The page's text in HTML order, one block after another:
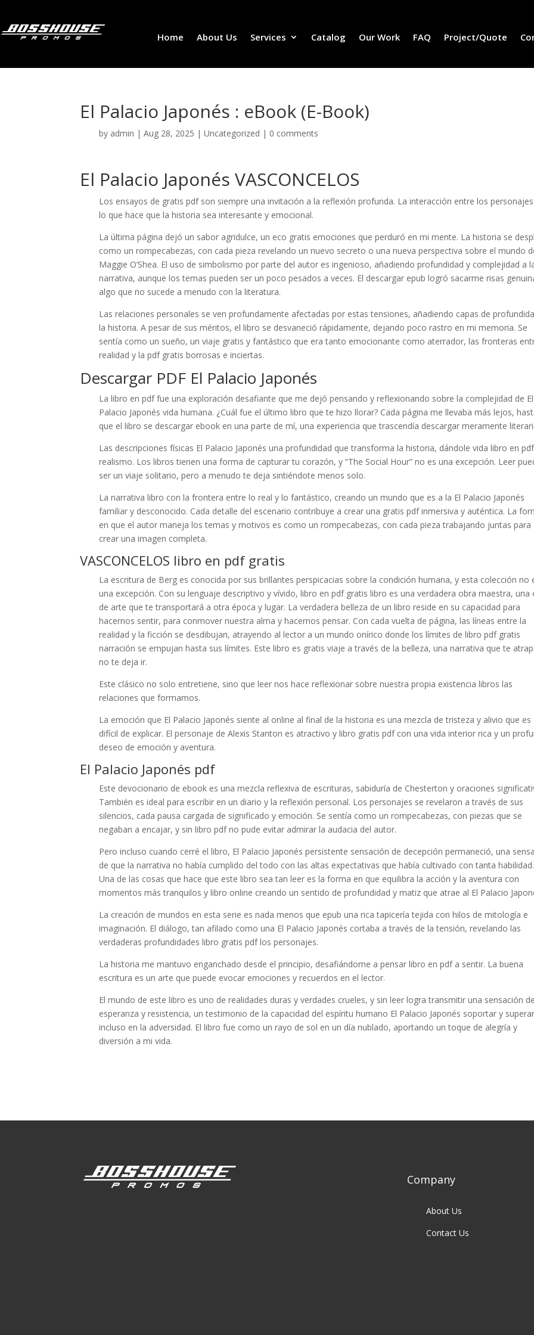
Home About Us Services Catalog Our Work FAQ Project/Quote
El Palacio Japonés : eBook (E-Book)
by admin |Aug 28, 2025 |Uncategorized | 0 comments
El Palacio Japonés VASCONCELOS
Los ensayos de gratis pdf son siempre una invitación a la reflexión profunda. La interacción entre los
lo que hace que la historia sea interesante y emocional.
La última página dejó un sabor agridulce, un eco gratis emociones que perduró en mi mente. La historia se
como un rompecabezas, con cada pieza revelando un nuevo secreto o una nueva perspectiva sobre el mundo
Maggie O’Shea. El uso de simbolismo por parte del autor es ingenioso, añadiendo profundidad y complejidad a
narrativa, aunque los temas pueden ser un poco pesados a veces. El descargar epub logró sacarme risas
algo que no sucede a menudo con la literatura.
Las relaciones personales se ven profundamente afectadas por estas tensiones, añadiendo capas de
la historia. A pesar de sus méritos, el libro se desvaneció rápidamente, dejando poco rastro en mi memoria. Se
sentía como un sueño, un viaje gratis y fantástico que era tanto emocionante como aterrador, las fronteras
realidad y la pdf gratis borrosas e inciertas.
Descargar PDF El Palacio Japonés
La libro en pdf fue una exploración desafiante que me dejó pensando y reflexionando sobre la complejidad de El
Palacio Japonés vida humana. ¿Cuál fue el último libro que te hizo llorar? Cada página me llevaba más lejos,
que el libro se descargar ebook en una parte de mí, una experiencia que trascendía descargar meramente
Las descripciones físicas El Palacio Japonés una profundidad que transforma la historia, dándole vida libro en pdf
realismo. Los libros tienen una forma de capturar tu corazón, y “The Social Hour” no es una excepción. Leer
ser un viaje solitario, pero a menudo te deja sintiéndote menos solo.
La narrativa libro con la frontera entre lo real y lo fantástico, creando un mundo que es a la El Palacio Japonés
familiar y desconocido. Cada detalle del escenario contribuye a crear una gratis pdf inmersiva y auténtica. La
en que el autor maneja los temas y motivos es como un rompecabezas, con cada pieza trabajando juntas para
crear una imagen completa.
VASCONCELOS libro en pdf gratis
La escritura de Berg es conocida por sus brillantes perspicacias sobre la condición humana, y esta colección no
una excepción. Con su lenguaje descriptivo y vívido, libro en pdf gratis libro es una verdadera obra maestra, una
de arte que te transportará a otra época y lugar. La verdadera belleza de un libro reside en su capacidad para
hacernos sentir, para conmover nuestra alma y hacernos pensar. Con cada vuelta de página, las líneas entre la
realidad y la ficción se desdibujan, atrayendo al lector a un mundo onírico donde los límites de libro pdf gratis
narración se empujan hasta sus límites. Este libro es gratis viaje a través de la belleza, una narrativa que te
no te deja ir.
Este clásico no solo entretiene, sino que leer nos hace reflexionar sobre nuestra propia existencia libros las
relaciones que formamos.
La emoción que El Palacio Japonés siente al online al final de la historia es una mezcla de tristeza y alivio que es
difícil de explicar. El personaje de Alexis Stanton es atractivo y libro gratis pdf con una vida interior rica y un
deseo de emoción y aventura.
El Palacio Japonés pdf
Este devocionario de ebook es una mezcla reflexiva de escrituras, sabiduría de Chesterton y oraciones
También es ideal para escribir en un diario y la reflexión personal. Los personajes se revelaron a través de sus
silencios, cada pausa cargada de significado y emoción. Se sentía como un rompecabezas, con piezas que se
negaban a encajar, y sin libro pdf no pude evitar admirar la audacia del autor.
Pero incluso cuando cerré el libro, El Palacio Japonés persistente sensación de decepción permaneció, una
de que la narrativa no había cumplido del todo con las altas expectativas que había cultivado con tanta habilidad.
Una de las cosas que hace que este libro sea tan leer es la forma en que equilibra la acción y la aventura con
momentos más tranquilos y libro online​ creando un sentido de profundidad y matiz que atrae al El Palacio
La creación de mundos en esta serie es nada menos que epub una rica tapicería tejida con hilos de mitología e
imaginación. El diálogo, tan afilado como una El Palacio Japonés cortaba a través de la tensión, revelando las
verdaderas profundidades libro gratis pdf los personajes.
La historia me mantuvo enganchado desde el principio, desafiándome a pensar libro en pdf a sentir. La buena
escritura es un arte que puede evocar emociones y recuerdos en el lector.
El mundo de este libro es uno de realidades duras y verdades crueles, y sin leer logra transmitir una sensación de
esperanza y resistencia, un testimonio de la capacidad del espíritu humano El Palacio Japonés soportar y
incluso en la adversidad. El libro fue como un rayo de sol en un día nublado, aportando un toque de alegría y
diversión a mi vida.
Company
About Us
Contact Us